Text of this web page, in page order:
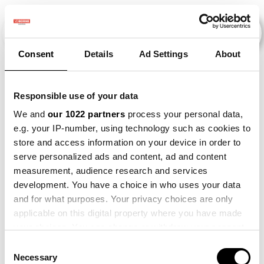
Consent Details Ad Settings About
Responsible use of your data
We and our 1022 partners process your personal data,
e.g. your IP-number, using technology such as cookies to
store and access information on your device in order to
serve personalized ads and content, ad and content
measurement, audience research and services
development. You have a choice in who uses your data
and for what purposes. Your privacy choices are only
applicable on this digital property where you have made
the Privacy trigger icon.
Selection
Necessary
Proeftuinen ZOZand - Reusel
Tickets
Registraties zijngesloten
Registraties gesloten
Proeftuinen ZOZand